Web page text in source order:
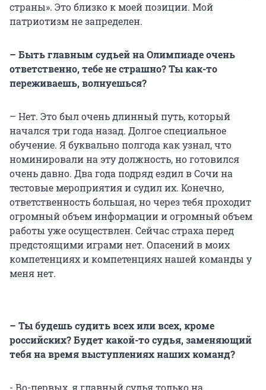
страны». Это близко к моей позиции. Мой
патриотизм не запределен.
– Быть главным судьей на Олимпиаде очень
ответственно, тебе не страшно? Ты как-то
переживаешь, волнуешься?
– Нет. Это был очень длинный путь, который
начался три года назад. Долгое специальное
обучение. Я буквально полгода как узнал, что
номинировали на эту должность, но готовился
очень давно. Два года подряд ездил в Сочи на
тестовые мероприятия и судил их. Конечно,
ответственность большая, но через тебя проходит
огромный объем информации и огромный объем
работы уже осуществлен. Сейчас страха перед
предстоящими играми нет. Опасений в моих
компетенциях и компетенциях нашей команды у
меня нет.
– Ты будешь судить всех или всех, кроме
российских? Будет какой-то судья, заменяющий
тебя на время выступлениях наших команд?
- Во-первых, я главный судья только на